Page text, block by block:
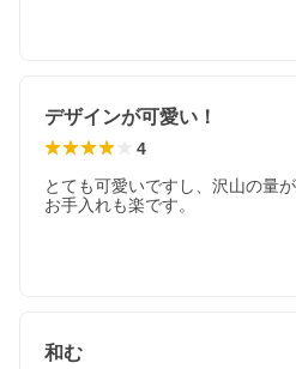
デザインが可愛い！
4
とても可愛いですし、沢山の量
和む